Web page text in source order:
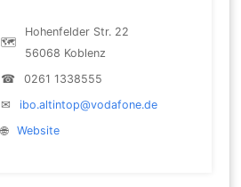
🗺
Hohenfelder Str. 22
56068 Koblenz
☎
0261 1338555
✉
ibo.altintop@vodafone.de
🌐
Website